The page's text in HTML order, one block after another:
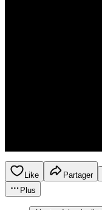
Like Partager
Plus